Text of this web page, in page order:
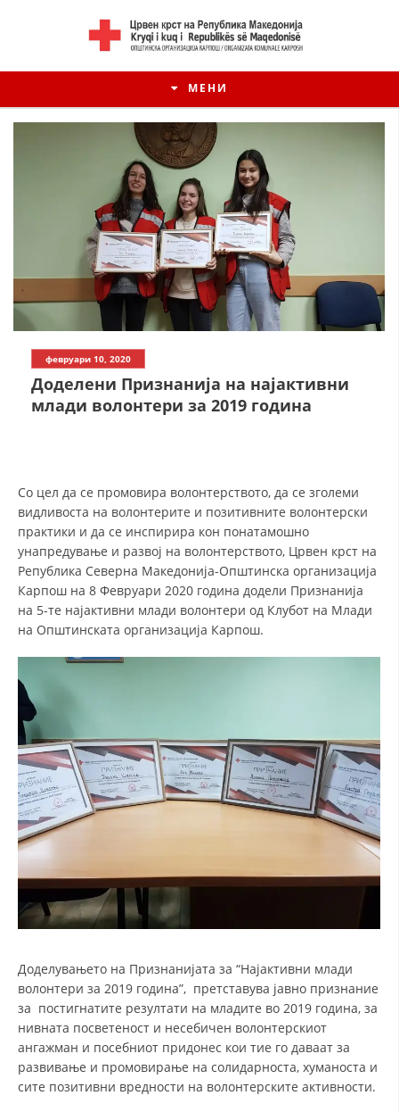
МЕНИ
ПРИРАЧНИЦИ
СТРАТЕГИИ
ЕДУКАТИВНО ИНФОРМАТИВНИ МАТЕРИЈАЛИ
БРОШУРИ
февруари 10, 2020
Доделeни Признанија на најактивни
млади волонтери за 2019 година
Со цел да се промовира волонтерството, да се зголеми
видливоста на волонтерите и позитивните волонтерски
практики и да се инспирира кон понатамошно
унапредување и развој на волонтерството, Црвен крст на
Република Северна Македонија-Општинска организација
Карпош на 8 Февруари 2020 година додели Признанија
на 5-те најактивни млади волонтери од Клубот на Млади
на Општинската организација Карпош.
Доделувањето на Признанијата за “Најактивни млади
волонтери за 2019 година”, претставува јавно признание
за постигнатите резултати на младите во 2019 година, за
нивната посветеност и несебичен волонтерскиот
ангажман и посебниот придонес кои тие го даваат за
развивање и промовирање на солидарноста, хуманоста и
сите позитивни вредности на волонтерските активности.